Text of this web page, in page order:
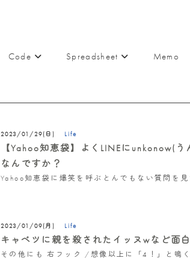
Code Spreadsheet Memo
2023/01/29(日) Life
【Yahoo知恵袋】よくLINEにunkonow(
なんですか？
Yahoo知恵袋に爆笑を呼ぶとんでもない質問を
2023/01/09(月) Life
キャベツに親を殺されたイッヌwなど面
その他にも 右フック /想像以上に「4！」と鳴